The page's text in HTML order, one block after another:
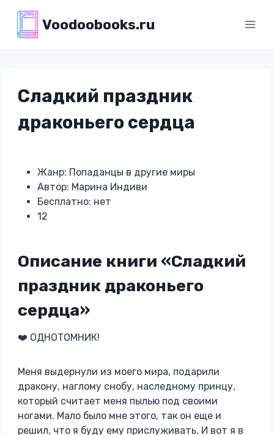
содержимому
Voodoobooks.ru
Сладкий праздник
драконьего сердца
Жанр: Попаданцы в другие миры
Автор: Марина Индиви
Бесплатно: нет
12
Описание книги «Сладкий
праздник драконьего
сердца»
❤️‍ ОДНОТОМНИК!
Меня выдернули из моего мира, подарили
дракону, наглому снобу, наследному принцу,
который считает меня пылью под своими
ногами. Мало было мне этого, так он еще и
решил, что я буду ему прислуживать. И вот я в